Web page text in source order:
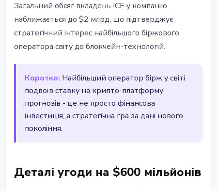
27 березня 2026 р.3 хв читання
Наталія Дорофєєва
Загальний обсяг вкладень ICE у компанію
наближається до $2 млрд, що підтверджує
стратегічний інтерес найбільшого біржового
оператора світу до блокчейн-технологій.
Коротко: Найбільший оператор бірж у світі
подвоїв ставку на крипто-платформу
прогнозів - це не просто фінансова
інвестиція, а стратегічна гра за дані нового
покоління.
Деталі угоди на $600 мільйонів